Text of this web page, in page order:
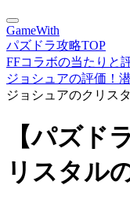
GameWith
パズドラ攻略TOP
FFコラボの当たりと
ジョシュアの評価！
ジョシュアのクリス
【パズド
リスタル